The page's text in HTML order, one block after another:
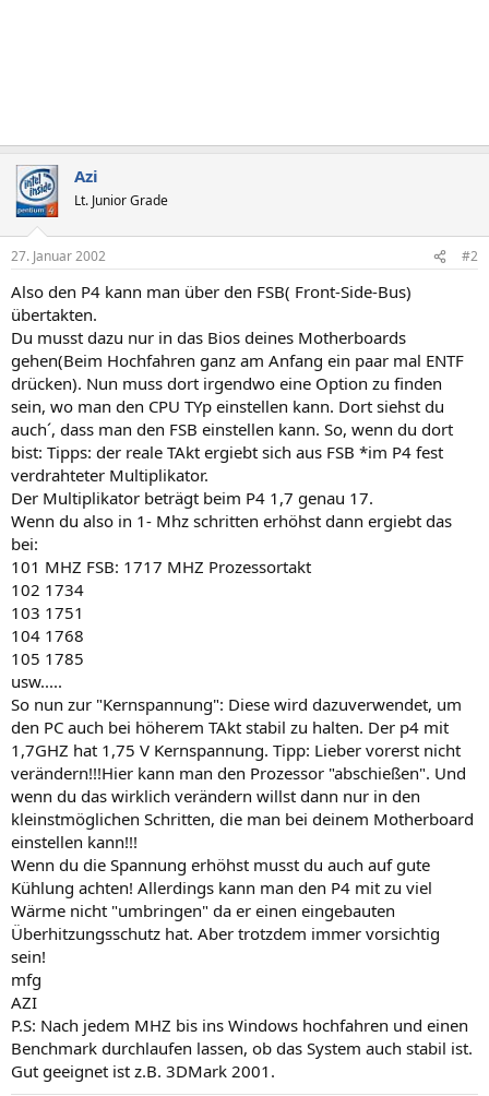
Azi
Lt. Junior Grade
27. Januar 2002 #2
Also den P4 kann man über den FSB( Front-Side-Bus)
übertakten.
Du musst dazu nur in das Bios deines Motherboards
gehen(Beim Hochfahren ganz am Anfang ein paar mal ENTF
drücken). Nun muss dort irgendwo eine Option zu finden
sein, wo man den CPU TYp einstellen kann. Dort siehst du
auch´, dass man den FSB einstellen kann. So, wenn du dort
bist: Tipps: der reale TAkt ergiebt sich aus FSB *im P4 fest
verdrahteter Multiplikator.
Der Multiplikator beträgt beim P4 1,7 genau 17.
Wenn du also in 1- Mhz schritten erhöhst dann ergiebt das
bei:
101 MHZ FSB: 1717 MHZ Prozessortakt
102 1734
103 1751
104 1768
105 1785
usw.....
So nun zur "Kernspannung": Diese wird dazuverwendet, um
den PC auch bei höherem TAkt stabil zu halten. Der p4 mit
1,7GHZ hat 1,75 V Kernspannung. Tipp: Lieber vorerst nicht
verändern!!!Hier kann man den Prozessor "abschießen". Und
wenn du das wirklich verändern willst dann nur in den
kleinstmöglichen Schritten, die man bei deinem Motherboard
einstellen kann!!!
Wenn du die Spannung erhöhst musst du auch auf gute
Kühlung achten! Allerdings kann man den P4 mit zu viel
Wärme nicht "umbringen" da er einen eingebauten
Überhitzungsschutz hat. Aber trotzdem immer vorsichtig
sein!
mfg
AZI
P.S: Nach jedem MHZ bis ins Windows hochfahren und einen
Benchmark durchlaufen lassen, ob das System auch stabil ist.
Gut geeignet ist z.B. 3DMark 2001.